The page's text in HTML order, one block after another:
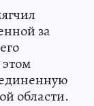
за
области.